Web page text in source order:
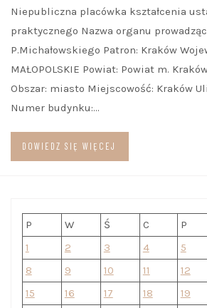
Niepubliczna placówka kształcenia
praktycznego Nazwa organu
P.Michałowskiego Patron: Kraków
MAŁOPOLSKIE Powiat: Powiat m.
Obszar: miasto Miejscowość: Kraków
Numer budynku:…
DOWIEDZ SIĘ WIĘCEJ
P W Ś C P
1
2 3 4 5
8
9 10 11 12
15
16 17 18 19